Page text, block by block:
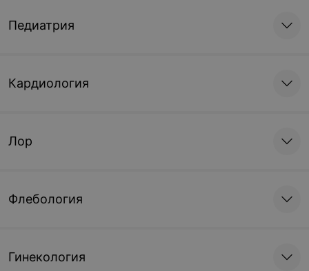
Педиатрия
Кардиология
Лор
Флебология
Гинекология